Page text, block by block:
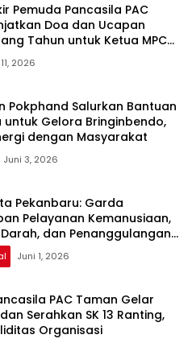
Pemuda Pancasila PAC
Doa dan Ucapan
Tahun untuk Ketua MPC
Sidoarjo
2026
Pokphand Salurkan Bantuan
untuk Gelora Bringinbendo,
dengan Masyarakat
Juni 3, 2026
Pekanbaru: Garda
Pelayanan Kemanusiaan,
dan Penanggulangan
Juni 1, 2026
PAC Taman Gelar
Serahkan SK 13 Ranting,
Organisasi